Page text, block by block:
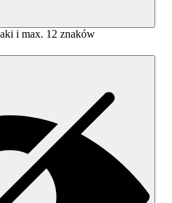
i max. 12 znaków